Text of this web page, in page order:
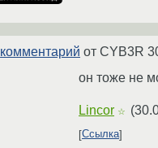
комментарий от CYB3R
он тоже не
Lincor ☆ (
Ссылка